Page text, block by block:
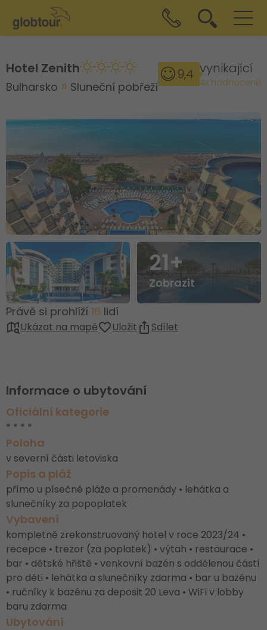
Hotel Zenith
Bulharsko Sluneční pobřeží
9,4 vynikající
4x hodnocené
21+
Zobrazit
Právě si prohlíží 16 lidí
Ukázat na mapě Uložit Sdílet
Informace o ubytování
Oficiální kategorie
* * * *
Poloha
v severní části letoviska
Popis a pláž
přímo u písečné pláže a promenády • lehátka a
slunečníky za popoplatek
Vybavení
kompletně zrekonstruovaný hotel v roce 2023/24 •
recepce • trezor (za poplatek) • výtah • restaurace •
bar • dětské hřiště • venkovní bazén s oddělenou částí
pro děti • lehátka a slunečníky zdarma • bar u bazénu
• ručníky k bazénu za deposit 20 Leva • WiFi v lobby
baru zdarma
Ubytování